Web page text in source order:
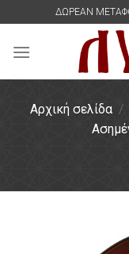
content
ΔΩΡΕΑΝ
Αρχική σελίδα /